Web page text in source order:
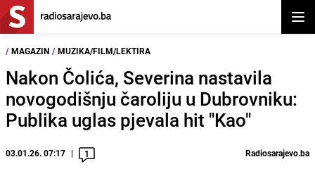
/ MAGAZIN / MUZIKA/FILM/LEKTIRA
Nakon Čolića, Severina nastavila
novogodišnju čaroliju u Dubrovniku:
Publika uglas pjevala hit "Kao"
03.01.26. 07:17 1 Radiosarajevo.ba